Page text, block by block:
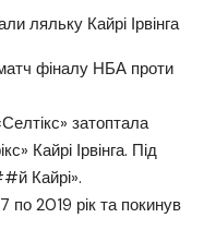
фіналу НБА проти
затоптала
Кайрі Ірвінга. Під
Кайрі».
по 2019 рік та покинув